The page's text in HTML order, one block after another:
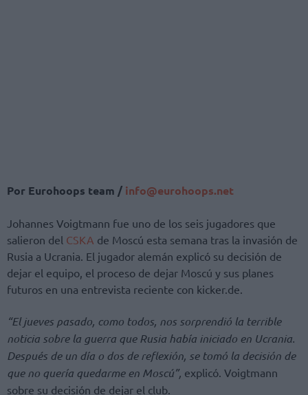
Por Eurohoops team / info@eurohoops.net
Johannes Voigtmann fue uno de los seis jugadores que
salieron del CSKA de Moscú esta semana tras la invasión de
Rusia a Ucrania. El jugador alemán explicó su decisión de
dejar el equipo, el proceso de dejar Moscú y sus planes
futuros en una entrevista reciente con kicker.de.
“El jueves pasado, como todos, nos sorprendió la terrible
noticia sobre la guerra que Rusia había iniciado en Ucrania.
Después de un día o dos de reflexión, se tomó la decisión de
que no quería quedarme en Moscú”, explicó. Voigtmann
sobre su decisión de dejar el club.